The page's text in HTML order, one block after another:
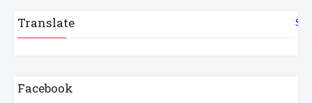
Translate
Facebook